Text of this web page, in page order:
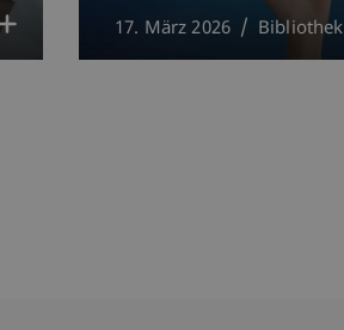
17. März 2026 Bibliothek